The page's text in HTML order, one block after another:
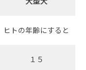
ヒトの年齢にすると
１５